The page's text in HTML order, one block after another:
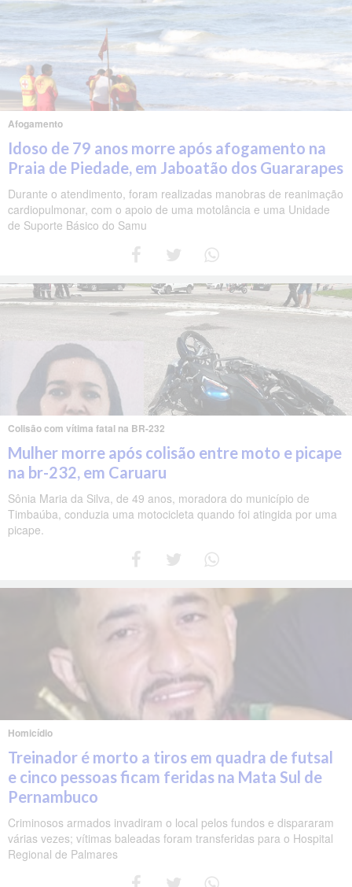
Afogamento
Idoso de 79 anos morre após afogamento na
Praia de Piedade, em Jaboatão dos Guararapes
Durante o atendimento, foram realizadas manobras de reanimação
cardiopulmonar, com o apoio de uma motolância e uma Unidade
de Suporte Básico do Samu
Colisão com vítima fatal na BR-232
Mulher morre após colisão entre moto e picape
na br-232, em Caruaru
Sônia Maria da Silva, de 49 anos, moradora do município de
Timbaúba, conduzia uma motocicleta quando foi atingida por uma
picape.
Homicídio
Treinador é morto a tiros em quadra de futsal
e cinco pessoas ficam feridas na Mata Sul de
Pernambuco
Criminosos armados invadiram o local pelos fundos e dispararam
várias vezes; vítimas baleadas foram transferidas para o Hospital
Regional de Palmares